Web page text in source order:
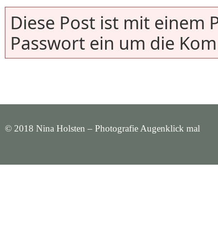
Diese Post ist mit einem
Passwort ein um die
© 2018 Nina Holsten – Photografie Augenklick mal